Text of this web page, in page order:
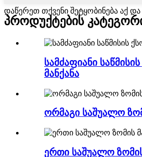
დაწერეთ თქვენი შეტყობინება აქ
პროდუქტების
სამძაფიანი
მანქანა
ორმაგი საშუალო
ერთი საშუალო